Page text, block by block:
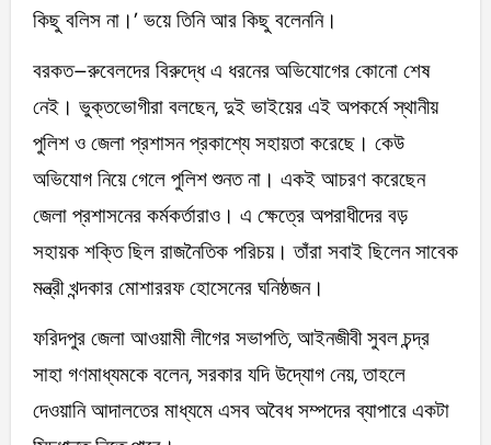
কিছু বলিস না।’ ভয়ে তিনি আর কিছু বলেননি।
বরকত–রুবেলদের বিরুদ্ধে এ ধরনের অভিযোগের কোনো শেষ
নেই। ভুক্তভোগীরা বলছেন, দুই ভাইয়ের এই অপকর্মে স্থানীয়
পুলিশ ও জেলা প্রশাসন প্রকাশ্যে সহায়তা করেছে। কেউ
অভিযোগ নিয়ে গেলে পুলিশ শুনত না। একই আচরণ করেছেন
জেলা প্রশাসনের কর্মকর্তারাও। এ ক্ষেত্রে অপরাধীদের বড়
সহায়ক শক্তি ছিল রাজনৈতিক পরিচয়। তাঁরা সবাই ছিলেন সাবেক
মন্ত্রী খন্দকার মোশাররফ হোসেনের ঘনিষ্ঠজন।
ফরিদপুর জেলা আওয়ামী লীগের সভাপতি, আইনজীবী সুবল চন্দ্র
সাহা গণমাধ্যমকে বলেন, সরকার যদি উদ্যোগ নেয়, তাহলে
দেওয়ানি আদালতের মাধ্যমে এসব অবৈধ সম্পদের ব্যাপারে একটা